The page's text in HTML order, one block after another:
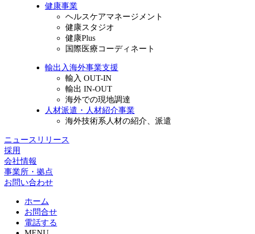
健康事業
ヘルスケアマネージメント
健康スタジオ
健康Plus
国際医療コーディネート
輸出入海外事業支援
輸入 OUT-IN
輸出 IN-OUT
海外での現地調達
人材派遣・人材紹介事業
海外技術系人材の紹介、派遣
ニュースリリース
採用
会社情報
事業所・拠点
お問い合わせ
ホーム
お問合せ
電話する